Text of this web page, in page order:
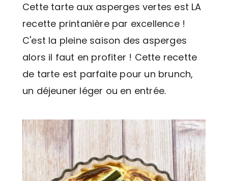
Cette tarte aux asperges vertes est LA
recette printanière par excellence !
C'est la pleine saison des asperges
alors il faut en profiter ! Cette recette
de tarte est parfaite pour un brunch,
un déjeuner léger ou en entrée.